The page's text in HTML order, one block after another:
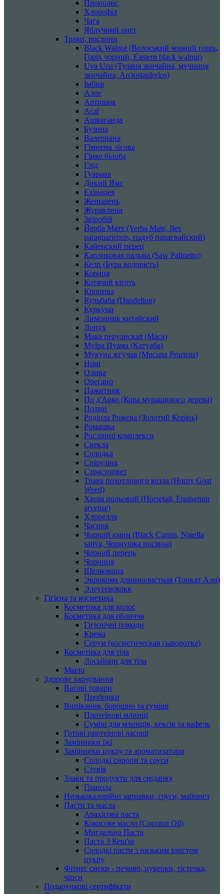
Прополис
Хлорофіл
Чага
Яблучний оцет
Трави, рослини
Black Walnut (Волоський чорний горіх,
Горіх чорний, Eastern black walnut)
Uva Ursi (Туляня звичайна, мучниця
звичайна, Arctostaphylos)
Імбир
Алое
Артишок
Асаї
Ашваганда
Бузина
Валериана
Гімнема лісова
Гінко білоба
Глід
Гуарана
Дикий Ямс
Ехінацея
Женьшень
Журавлина
Звіробій
Йерба Мате (Yerba Mate, Ilex
paraguariensis, падуб парагвайский)
Кайенский перец
Карликовая пальма (Saw Palmetto)
Келп (Бура водорість)
Кориця
Котячий кіготь
Кропива
Кульбаба (Dandelion)
Куркума
Лимонник китайский
Лопух
Мака перуанская (Maca)
Муїра Пуама (Катуаба)
Мукуна жгучая (Mucuna Pruriens)
Ноні
Олива
Орегано
Пажитник
По д'Арко (Кора мурашиного дерева)
Полин
Родіола Рожева (Золотий Корінь)
Ромашка
Рослинні комплекси
Свекла
Солодка
Спіруліна
Страстоцвет
Трава похотливого козла (Horny Goat
Weed)
Хвощ польовий (Horsetail, Equisetum
arvense)
Хлорелла
Часник
Чорний кмин (Black Cumin, Nigella
sativa, Чорнушка посівна)
Чорний перець
Чорниця
Шелковица
Эврикома длиннолистная (Тонкат Али)
Элеутерококк
Гігієна та косметика
Косметика для волос
Косметика для обличчя
Гігієнічні помади
Крема
Серум (косметическая сыворотка)
Косметика для тіла
Лосьйони для тіла
Мыло
Здорове харчування
Вагові товари
Пробники
Випікання, борошно та суміші
Протеїнові млинці
Суміш для млинців, кексів та вафель
Готові протеїнові ласощі
Замінники їжі
Замінники цукру та ароматизатори
Солодкі сиропи та соуси
Стевія
Злаки та продукти для сніданку
Гранола
Низькокалорійні заправки, соуси, майонез
Пасти та масла
Арахісова паста
Кокосове масло (Coconut Oil)
Мигдальна Паста
Паста З Кеш'ю
Солодкі пасти з низьким вмістом
цукру
Фітнес снеки - печиво, цукерки, тістечка,
чіпси
Подарункові сертифікати